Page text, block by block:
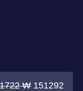
₩ 151292